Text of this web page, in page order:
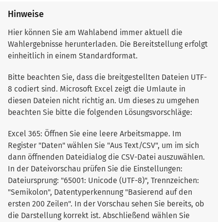
Hinweise
Hier können Sie am Wahlabend immer aktuell die
Wahlergebnisse herunterladen. Die Bereitstellung erfolgt
einheitlich in einem Standardformat.
Bitte beachten Sie, dass die breitgestellten Dateien UTF-
8 codiert sind. Microsoft Excel zeigt die Umlaute in
diesen Dateien nicht richtig an. Um dieses zu umgehen
beachten Sie bitte die folgenden Lösungsvorschläge:
Excel 365: Öffnen Sie eine leere Arbeitsmappe. Im
Register "Daten" wählen Sie "Aus Text/CSV", um im sich
dann öffnenden Dateidialog die CSV-Datei auszuwählen.
In der Dateivorschau prüfen Sie die Einstellungen:
Dateiursprung: "65001: Unicode (UTF-8)", Trennzeichen:
"Semikolon", Datentyperkennung "Basierend auf den
ersten 200 Zeilen". In der Vorschau sehen Sie bereits, ob
die Darstellung korrekt ist. Abschließend wählen Sie